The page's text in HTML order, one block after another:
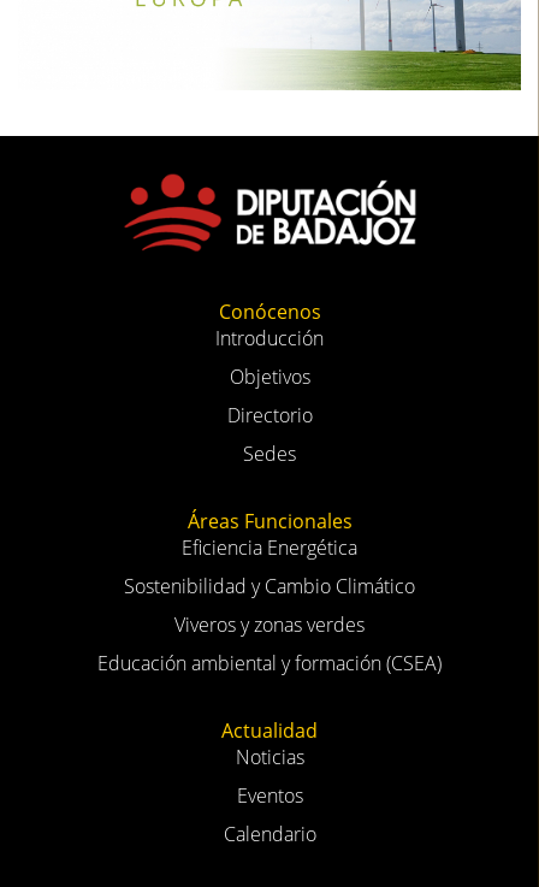
Conócenos
Introducción
Objetivos
Directorio
Sedes
Áreas Funcionales
Eficiencia Energética
Sostenibilidad y Cambio Climático
Viveros y zonas verdes
Educación ambiental y formación (CSEA)
Actualidad
Noticias
Eventos
Calendario